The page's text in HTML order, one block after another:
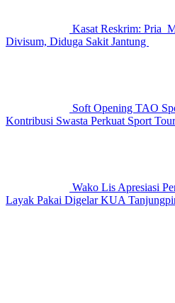
Kasat Reskrim: Pria
Divisum, Diduga Sakit Jantung
Soft Opening TAO
Kontribusi Swasta Perkuat Sport
Wako Lis Apresiasi
Layak Pakai Digelar KUA